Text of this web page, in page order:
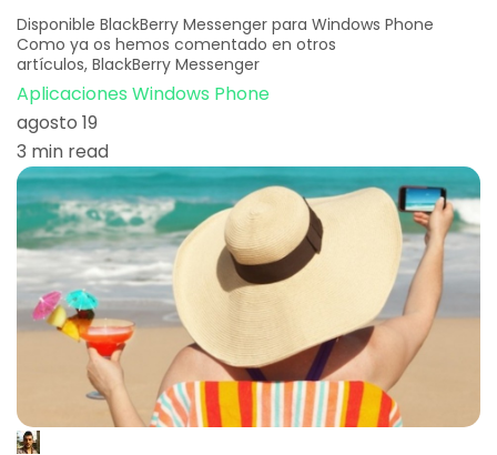
Disponible BlackBerry Messenger para Windows Phone
Como ya os hemos comentado en otros
artículos, BlackBerry Messenger
Aplicaciones Windows Phone
agosto 19
3 min read